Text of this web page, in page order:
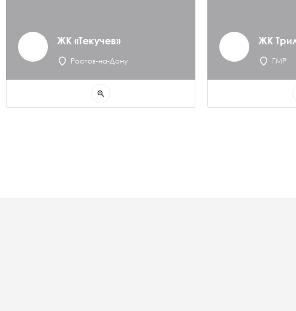
ЖК «Текучев»
Ростов-на-Дону
zoom_in
ЖК
ГМР